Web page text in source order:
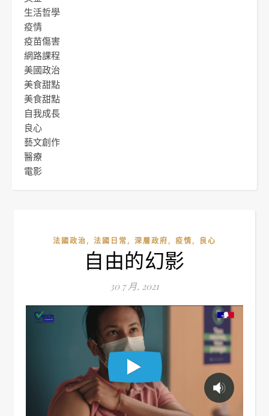
生活哲學
疫情
疫苗傷害
網路課程
美國政治
美食甜點
美食甜點
自我成長
良心
藝文創作
醫療
電影
法國政治, 法國日常, 深層政府, 疫情, 良心
自由的幻影
30 7 月, 2021